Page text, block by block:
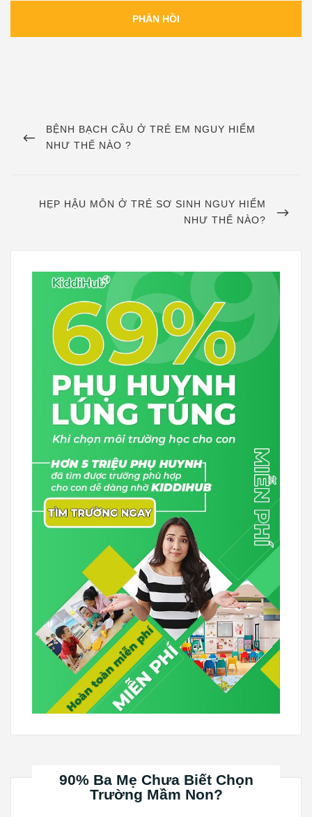
hướngPREVIOUS
POST
BỆNH BẠCH CẦU Ở TRẺ EM NGUY HIỂM
NHƯ THẾ NÀO ?
NEXT
HẸP HẬU MÔN Ở TRẺ SƠ SINH NGUY HIỂM
NHƯ THẾ NÀO?
90% Ba Mẹ Chưa Biết Chọn
Trường Mầm Non?